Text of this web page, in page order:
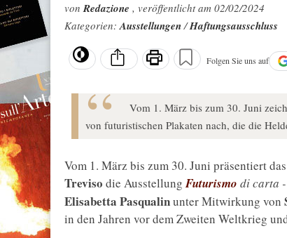
vonRedazione , veröffentlicht am 02/02/2024
Kategorien:Ausstellungen/Haftungsausschluss
Folgen Sie uns auf
Vom 1. März bis zum 30. Juni
von futuristischen Plakaten nach, die die
Vom 1. März bis zum 30. Juni präsentiert das
Treviso die AusstellungFuturismo di carta
Elisabetta Pasqualinunter Mitwirkung von
in den Jahren vor dem Zweiten Weltkrieg